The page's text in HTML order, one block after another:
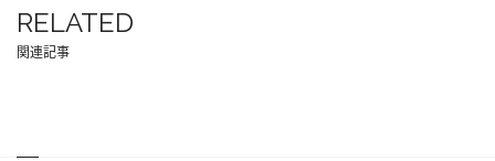
RELATED
関連記事